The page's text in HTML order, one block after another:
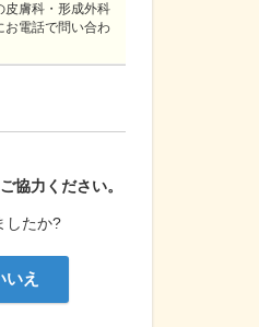
協力ください。
したか?
いえ
皮膚科・形成外科
お電話で問い合わ